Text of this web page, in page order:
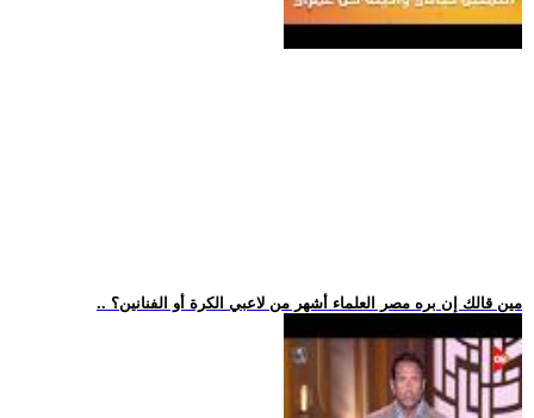
.. مين قالك إن بره مصر العلماء أشهر من لاعبي الكرة أو الفنانين؟